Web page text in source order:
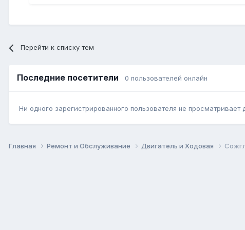
Перейти к списку тем
Последние посетители 0 пользователей онлайн
Ни одного зарегистрированного пользователя не просматривает
Главная Ремонт и Обслуживание Двигатель и Ходовая